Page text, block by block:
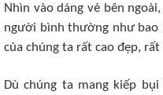
Nhìn vào dáng vẻ bên
người bình thường như bao
của chúng ta rất cao đẹp,
Dù chúng ta mang kiếp